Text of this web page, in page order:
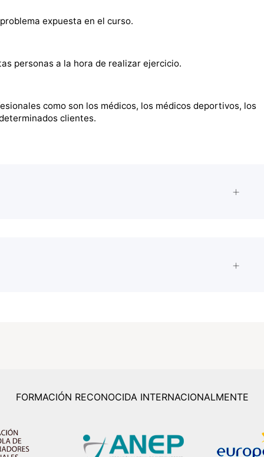
expuesta en el curso.
personas a la hora de realizar ejercicio.
como son los médicos, los médicos deportivos, los
clientes.
FORMACIÓN RECONOCIDA INTERNACIONALMENTE